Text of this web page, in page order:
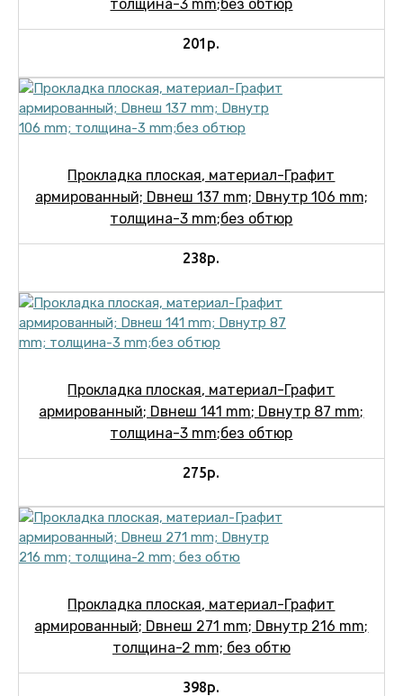
толщина-3 mm;без обтюр
201р.
Прокладка плоская, материал-Графит
армированный; Dвнеш 137 mm; Dвнутр 106 mm;
толщина-3 mm;без обтюр
238р.
Прокладка плоская, материал-Графит
армированный; Dвнеш 141 mm; Dвнутр 87 mm;
толщина-3 mm;без обтюр
275р.
Прокладка плоская, материал-Графит
армированный; Dвнеш 271 mm; Dвнутр 216 mm;
толщина-2 mm; без обтю
398р.